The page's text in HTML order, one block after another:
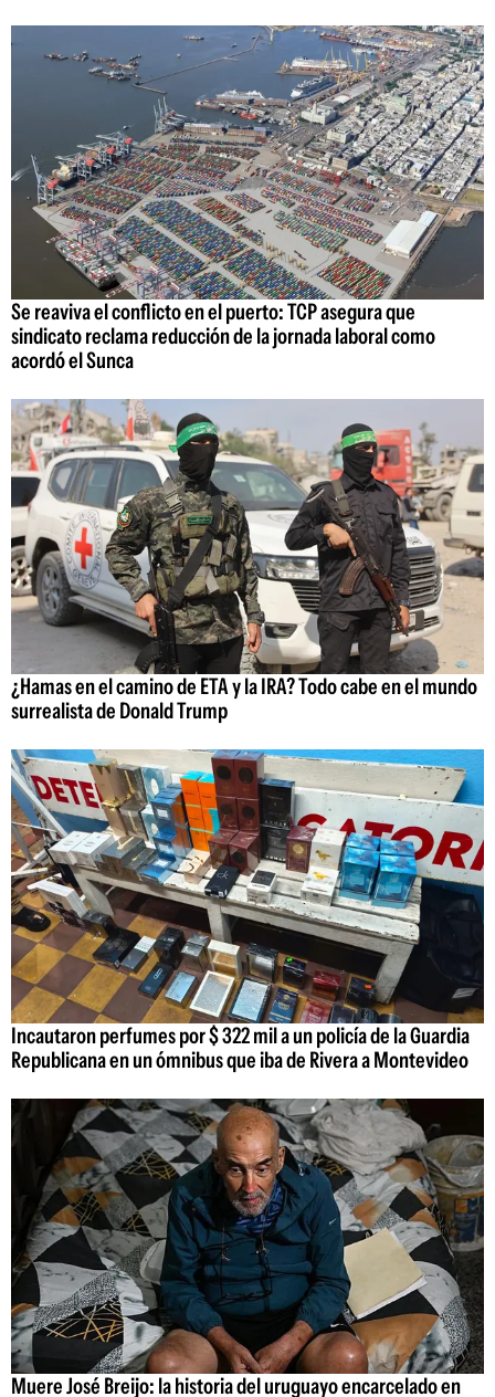
Se reaviva el conflicto en el puerto: TCP asegura que
sindicato reclama reducción de la jornada laboral como
acordó el Sunca
¿Hamas en el camino de ETA y la IRA? Todo cabe en el mundo
surrealista de Donald Trump
Incautaron perfumes por $ 322 mil a un policía de la Guardia
Republicana en un ómnibus que iba de Rivera a Montevideo
Muere José Breijo: la historia del uruguayo encarcelado en